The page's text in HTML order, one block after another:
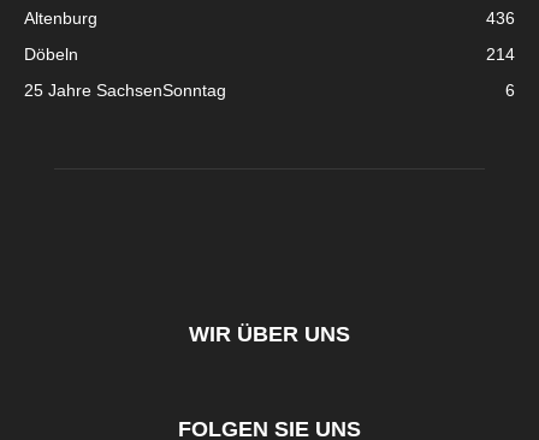
Altenburg
436
Döbeln
214
25 Jahre SachsenSonntag
6
WIR ÜBER UNS
FOLGEN SIE UNS